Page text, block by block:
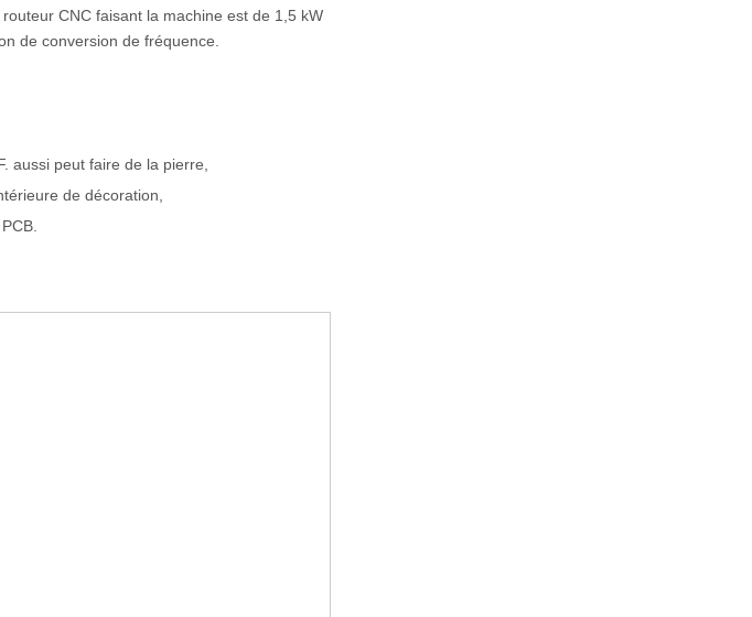
CNC faisant la machine est de 1,5 kW
de conversion de fréquence.
aussi peut faire de la pierre,
de décoration,